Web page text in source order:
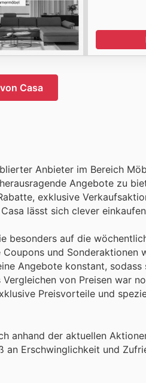
Casa
Anbieter im Bereich
Angebote zu
exklusive
lässt sich clever
besonders auf die
und Sonderaktionen
Angebote konstant, sodass
von Preisen war
Preisvorteile und
anhand der aktuellen
an Erschwinglichkeit und